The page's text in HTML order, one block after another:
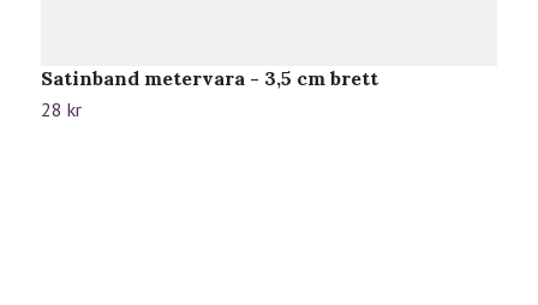
Satinband metervara - 3,5 cm brett
28 kr